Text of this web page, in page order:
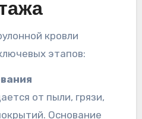
кровли
этапов:
от пыли, грязи,
Основание